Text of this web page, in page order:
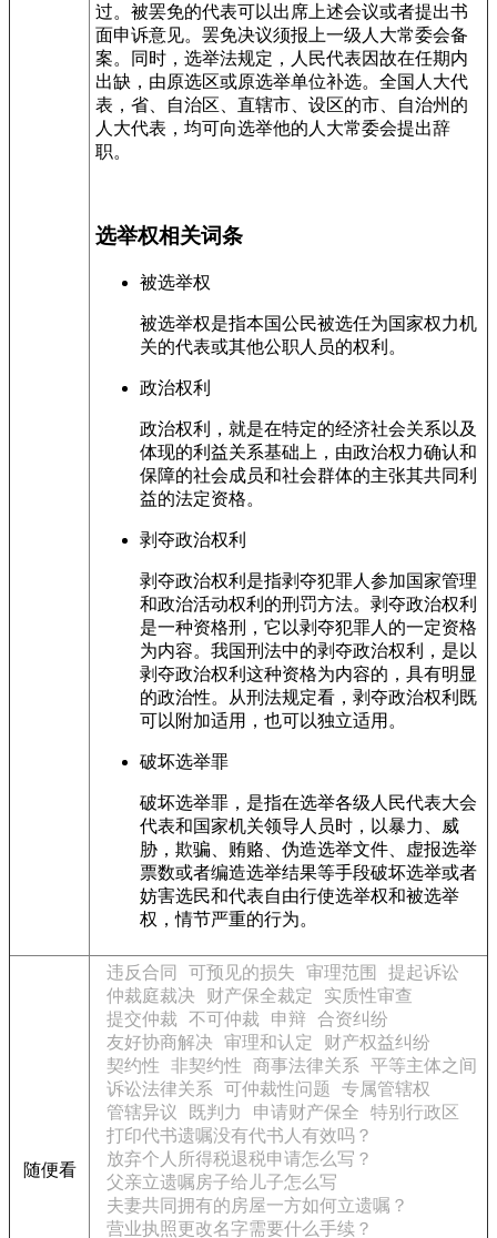
过。被罢免的代表可以出席上述会议或者提出书
面申诉意见。罢免决议须报上一级人大常委会备
案。同时，选举法规定，人民代表因故在任期内
出缺，由原选区或原选举单位补选。全国人大代
表，省、自治区、直辖市、设区的市、自治州的
人大代表，均可向选举他的人大常委会提出辞
职。
选举权相关词条
被选举权
被选举权是指本国公民被选任为国家权力机
关的代表或其他公职人员的权利。
政治权利
政治权利，就是在特定的经济社会关系以及
体现的利益关系基础上，由政治权力确认和
保障的社会成员和社会群体的主张其共同利
益的法定资格。
剥夺政治权利
剥夺政治权利是指剥夺犯罪人参加国家管理
和政治活动权利的刑罚方法。剥夺政治权利
是一种资格刑，它以剥夺犯罪人的一定资格
为内容。我国刑法中的剥夺政治权利，是以
剥夺政治权利这种资格为内容的，具有明显
的政治性。从刑法规定看，剥夺政治权利既
可以附加适用，也可以独立适用。
破坏选举罪
破坏选举罪，是指在选举各级人民代表大会
代表和国家机关领导人员时，以暴力、威
胁，欺骗、贿赂、伪造选举文件、虚报选举
票数或者编造选举结果等手段破坏选举或者
妨害选民和代表自由行使选举权和被选举
权，情节严重的行为。
随便看
违反合同 可预见的损失 审理范围
提起诉讼
仲裁庭裁决
财产保全裁定
实质性审查
提交仲裁
不可仲裁 申辩
合资纠纷
友好协商解决
审理和认定
财产权益纠纷
契约性
非契约性 商事法律关系
平等主体之间
诉讼法律关系
可仲裁性问题
专属管辖权
管辖异议
既判力 申请财产保全
特别行政区
打印代书遗嘱没有代书人有效吗？
放弃个人所得税退税申请怎么写？
父亲立遗嘱房子给儿子怎么写
夫妻共同拥有的房屋一方如何立遗嘱？
营业执照更改名字需要什么手续？